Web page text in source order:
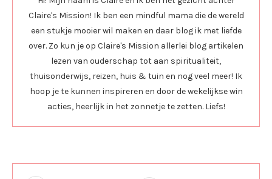
Claire's Mission! Ik ben een mindful mama die de wereld
een stukje mooier wil maken en daar blog ik met liefde
over. Zo kun je op Claire's Mission allerlei blog artikelen
lezen van ouderschap tot aan spiritualiteit,
thuisonderwijs, reizen, huis & tuin en nog veel meer! Ik
hoop je te kunnen inspireren en door de wekelijkse win
acties, heerlijk in het zonnetje te zetten. Liefs!